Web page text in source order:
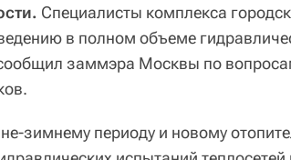
Специалисты комплекса
в полном объеме
заммэра Москвы по
зимнему периоду и новому